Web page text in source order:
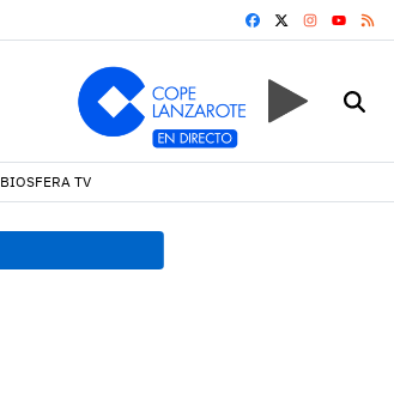
FACEBOOK
YOUTUBE
BIOSFERA TV